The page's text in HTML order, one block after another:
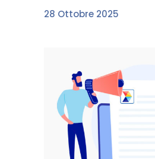
28 Ottobre 2025